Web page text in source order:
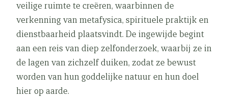
veilige ruimte te creëren, waarbinnen de
verkenning van metafysica, spirituele praktijk en
dienstbaarheid plaatsvindt. De ingewijde begint
aan een reis van diep zelfonderzoek, waarbij ze in
de lagen van zichzelf duiken, zodat ze bewust
worden van hun goddelijke natuur en hun doel
hier op aarde.